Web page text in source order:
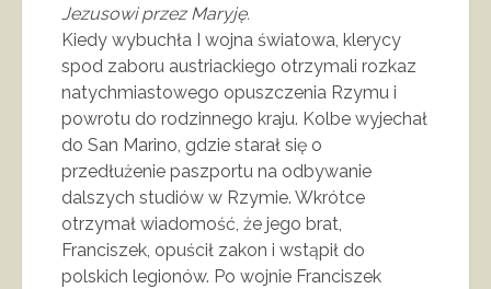
Jezusowi przez Maryję.
Kiedy wybuchła I wojna światowa, klerycy
spod zaboru austriackiego otrzymali rozkaz
natychmiastowego opuszczenia Rzymu i
powrotu do rodzinnego kraju. Kolbe wyjechał
do San Marino, gdzie starał się o
przedłużenie paszportu na odbywanie
dalszych studiów w Rzymie. Wkrótce
otrzymał wiadomość, że jego brat,
Franciszek, opuścił zakon i wstąpił do
polskich legionów. Po wojnie Franciszek